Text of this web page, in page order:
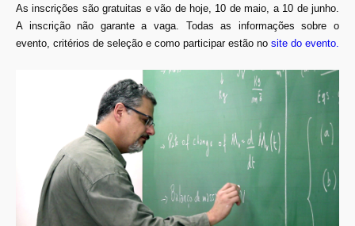
As inscrições são gratuitas e vão de hoje, 10 de maio, a 10 de junho.
A inscrição não garante a vaga. Todas as informações sobre o
evento, critérios de seleção e como participar estão no site do evento.